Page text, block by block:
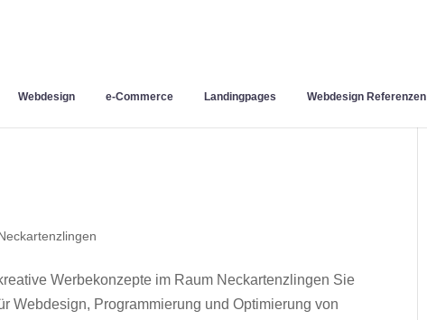
Webdesign e-Commerce Landingpages Webdesign Referenzen
Werbekonzepte im Raum Neckartenzlingen Sie
Webdesign, Programmierung und Optimierung von